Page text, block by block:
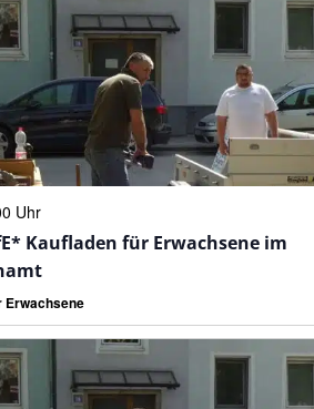
Uhr
Kaufladen für Erwachsene im
Erwachsene